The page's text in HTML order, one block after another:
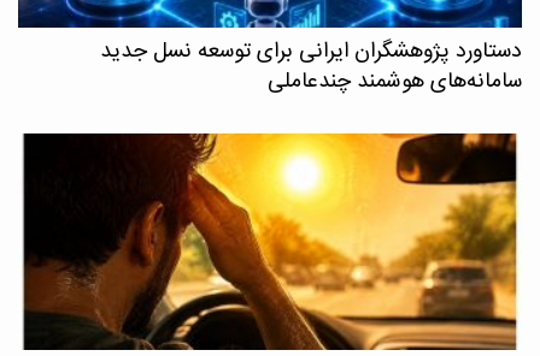
دستاورد پژوهشگران ایرانی برای توسعه نسل جدید
سامانه‌های هوشمند چندعاملی